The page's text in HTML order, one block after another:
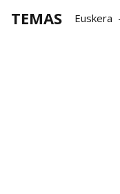
TEMAS Euskera